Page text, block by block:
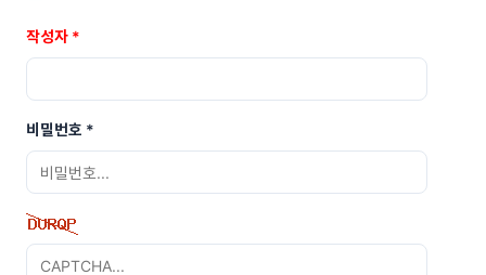
작성자 *
비밀번호 *